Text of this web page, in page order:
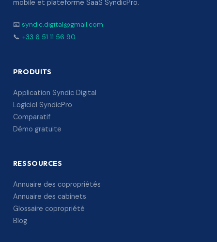
mobile et plateforme SaaS SyndicPro.
📧 syndic.digital@gmail.com
📞 +33 6 51 11 56 90
PRODUITS
Application Syndic Digital
Logiciel SyndicPro
Comparatif
Démo gratuite
RESSOURCES
Annuaire des copropriétés
Annuaire des cabinets
Glossaire copropriété
Blog